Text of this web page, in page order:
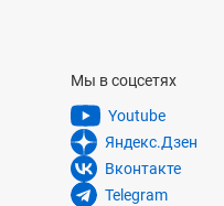
Мы в соцсетях
Youtube
Яндекс.Дзен
Вконтакте
Telegram